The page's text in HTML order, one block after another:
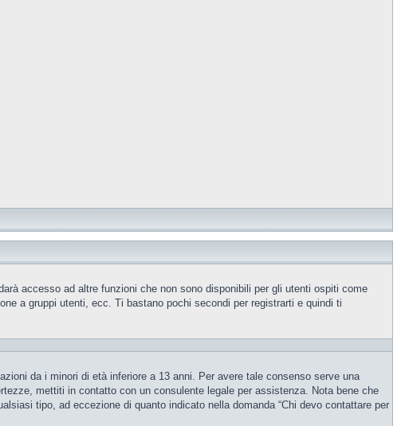
accesso ad altre funzioni che non sono disponibili per gli utenti ospiti come
a gruppi utenti, ecc. Ti bastano pochi secondi per registrarti e quindi ti
da i minori di età inferiore a 13 anni. Per avere tale consenso serve una
mettiti in contatto con un consulente legale per assistenza. Nota bene che
tipo, ad eccezione di quanto indicato nella domanda “Chi devo contattare per